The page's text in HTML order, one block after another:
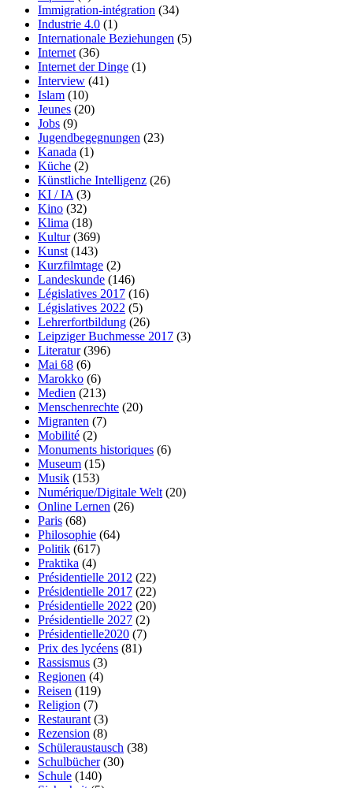
Immigration-intégration (34)
Industrie 4.0 (1)
Internationale Beziehungen (5)
Internet (36)
Internet der Dinge (1)
Interview (41)
Islam (10)
Jeunes (20)
Jobs (9)
Jugendbegegnungen (23)
Kanada (1)
Küche (2)
Künstliche Intelligenz (26)
KI / IA (3)
Kino (32)
Klima (18)
Kultur(369)
Kunst (143)
Kurzfilmtage (2)
Landeskunde (146)
Législatives 2017 (16)
Législatives 2022 (5)
Lehrerfortbildung (26)
Leipziger Buchmesse 2017 (3)
Literatur(396)
Mai 68 (6)
Marokko (6)
Medien (213)
Menschenrechte (20)
Migranten (7)
Mobilité (2)
Monuments historiques (6)
Museum (15)
Musik (153)
Numérique/Digitale Welt (20)
Online Lernen (26)
Paris (68)
Philosophie (64)
Politik (617)
Praktika (4)
Présidentielle 2012 (22)
Présidentielle 2017 (22)
Présidentielle 2022 (20)
Présidentielle 2027 (2)
Présidentielle2020 (7)
Prix des lycéens (81)
Rassismus (3)
Regionen (4)
Reisen (119)
Religion (7)
Restaurant (3)
Rezension (8)
Schüleraustausch (38)
Schulbücher(30)
Schule (140)